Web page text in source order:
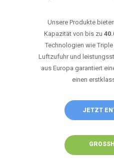
Unsere Produkte
Kapazität von bis zu
Technologien wie
Luftzufuhr und
aus Europa garantiert
einen
JETZT